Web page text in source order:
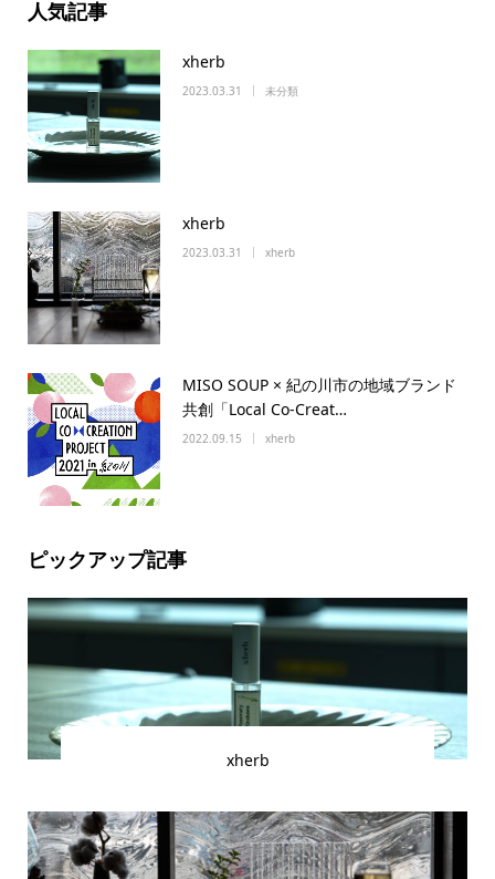
人気記事
xherb
2023.03.31 未分類
xherb
2023.03.31 xherb
MISO SOUP × 紀の川市の地域ブランド
共創「Local Co-Creat…
2022.09.15 xherb
ピックアップ記事
xherb